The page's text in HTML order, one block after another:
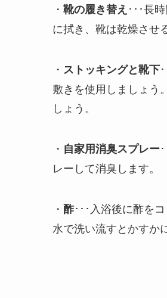
・ 靴の履き替え･･･長
に拭き、靴は乾燥させ
・ ストッキングと靴下
敷きを使用しましょう
しょう。
・ 自家用消臭スプレー
レーして消臭します。
・ 酢･･･入浴後に酢を
水で洗い流すとかすか